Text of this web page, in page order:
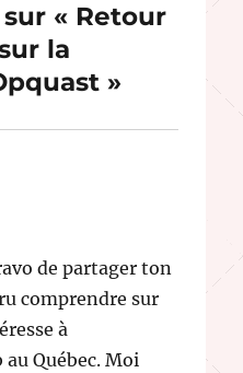
« Retour
la
»
de partager ton
comprendre sur
à
au Québec. Moi